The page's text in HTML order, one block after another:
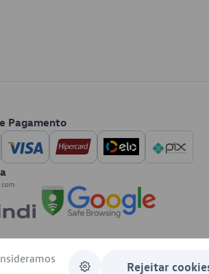
Pagamento
Rejeitar